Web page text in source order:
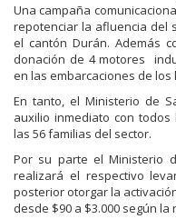
Una campaña
repotenciar la afluencia del
el cantón Durán. Además
donación de 4 motores
en las embarcaciones de
En tanto, el Ministerio de
auxilio inmediato con
las 56 familias del sector.
Por su parte el Ministerio
realizará el respectivo
posterior otorgar la
desde $90 a $3.000 según la